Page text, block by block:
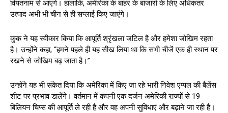
वियतनाम से आएंगे। हालांकि, अमेरिका के बाहर के बाजारों के लिए अधिकतर
उत्पाद अभी भी चीन से ही सप्लाई किए जाएंगे।
कुक ने यह स्वीकार किया कि आपूर्ति श्रृंखला जटिल है और हमेशा जोखिम रहता
है। उन्होंने कहा, “हमने पहले ही यह सीख लिया था कि सभी चीजें एक ही स्थान पर
रखने से जोखिम बढ़ जाता है।”
उन्होंने यह भी संकेत दिया कि अमेरिका में किए जा रहे भारी निवेश एप्पल की बैलेंस
शीट पर प्रभाव डालेंगे। वर्तमान में कंपनी एक दर्जन अमेरिकी राज्यों से 19
बिलियन चिप्स की आपूर्ति ले रही है और वह अपनी सुविधाएं और बढ़ाने जा रही है।